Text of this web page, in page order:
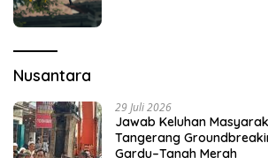
Nusantara
29 Juli 2026
Jawab Keluhan
Tangerang
Gardu–Tanah Merah